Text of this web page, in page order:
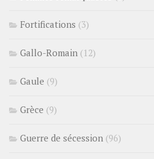
Fortifications (3)
Gallo-Romain (12)
Gaule (9)
Grèce (9)
Guerre de sécession (96)